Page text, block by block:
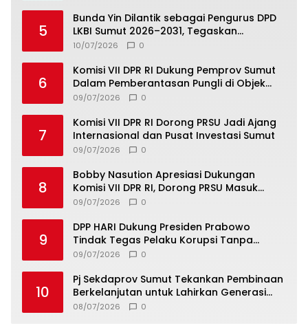
5
Bunda Yin Dilantik sebagai Pengurus DPD
LKBI Sumut 2026–2031, Tegaskan
Komitmen Perkuat Toleransi dan
10/07/2026 0
6
Komisi VII DPR RI Dukung Pemprov Sumut
Dalam Pemberantasan Pungli di Objek
Wisata
09/07/2026 0
7
Komisi VII DPR RI Dorong PRSU Jadi Ajang
Internasional dan Pusat Investasi Sumut
09/07/2026 0
8
Bobby Nasution Apresiasi Dukungan
Komisi VII DPR RI, Dorong PRSU Masuk
Kalender Event Nasional
09/07/2026 0
9
DPP HARI Dukung Presiden Prabowo
Tindak Tegas Pelaku Korupsi Tanpa
Tebang Pilih
09/07/2026 0
10
Pj Sekdaprov Sumut Tekankan Pembinaan
Berkelanjutan untuk Lahirkan Generasi
Qurani Berkarakter
08/07/2026 0